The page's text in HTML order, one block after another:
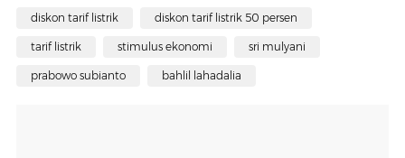
diskon tarif listrik diskon tarif listrik 50 persen
tarif listrik stimulus ekonomi sri mulyani
prabowo subianto bahlil lahadalia